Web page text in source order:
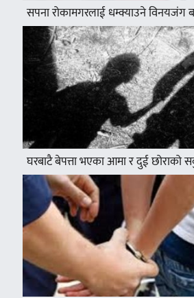
सपना रोकामगरलाई धम्क्याउने विनयजंग
घरबाटै बेपत्ता भएका आमा र दुई छोराको